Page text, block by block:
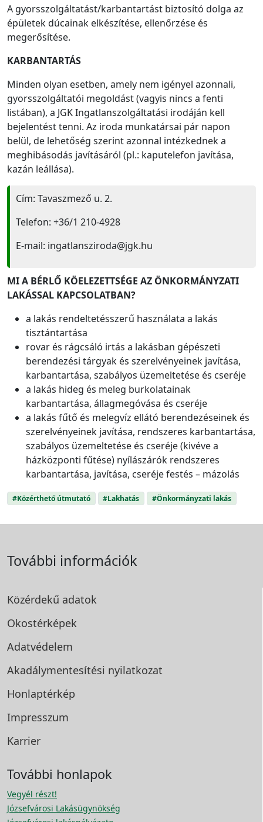
A gyorsszolgáltatást/karbantartást biztosító dolga az
épületek dúcainak elkészítése, ellenőrzése és
megerősítése.
KARBANTARTÁS
Minden olyan esetben, amely nem igényel azonnali,
gyorsszolgáltatói megoldást (vagyis nincs a fenti
listában), a JGK Ingatlanszolgáltatási irodáján kell
bejelentést tenni. Az iroda munkatársai pár napon
belül, de lehetőség szerint azonnal intézkednek a
meghibásodás javításáról (pl.: kaputelefon javítása,
kazán leállása).
Cím: Tavaszmező u. 2.
Telefon: +36/1 210-4928
E-mail: ingatlansziroda@jgk.hu
MI A BÉRLŐ KÖELEZETTSÉGE AZ ÖNKORMÁNYZATI
LAKÁSSAL KAPCSOLATBAN?
a lakás rendeltetésszerű használata a lakás
tisztántartása
rovar és rágcsáló irtás a lakásban gépészeti
berendezési tárgyak és szerelvényeinek javítása,
karbantartása, szabályos üzemeltetése és cseréje
a lakás hideg és meleg burkolatainak
karbantartása, állagmegóvása és cseréje
a lakás fűtő és melegvíz ellátó berendezéseinek és
szerelvényeinek javítása, rendszeres karbantartása,
szabályos üzemeltetése és cseréje (kivéve a
házközponti fűtése) nyílászárók rendszeres
karbantartása, javítása, cseréje festés – mázolás
#Közérthető útmutató #Lakhatás #Önkormányzati lakás
További információk
Közérdekű adatok
Okostérképek
Adatvédelem
Akadálymentesítési nyilatkozat
Honlaptérkép
Impresszum
Karrier
További honlapok
Vegyél részt!
Józsefvárosi Lakásügynökség